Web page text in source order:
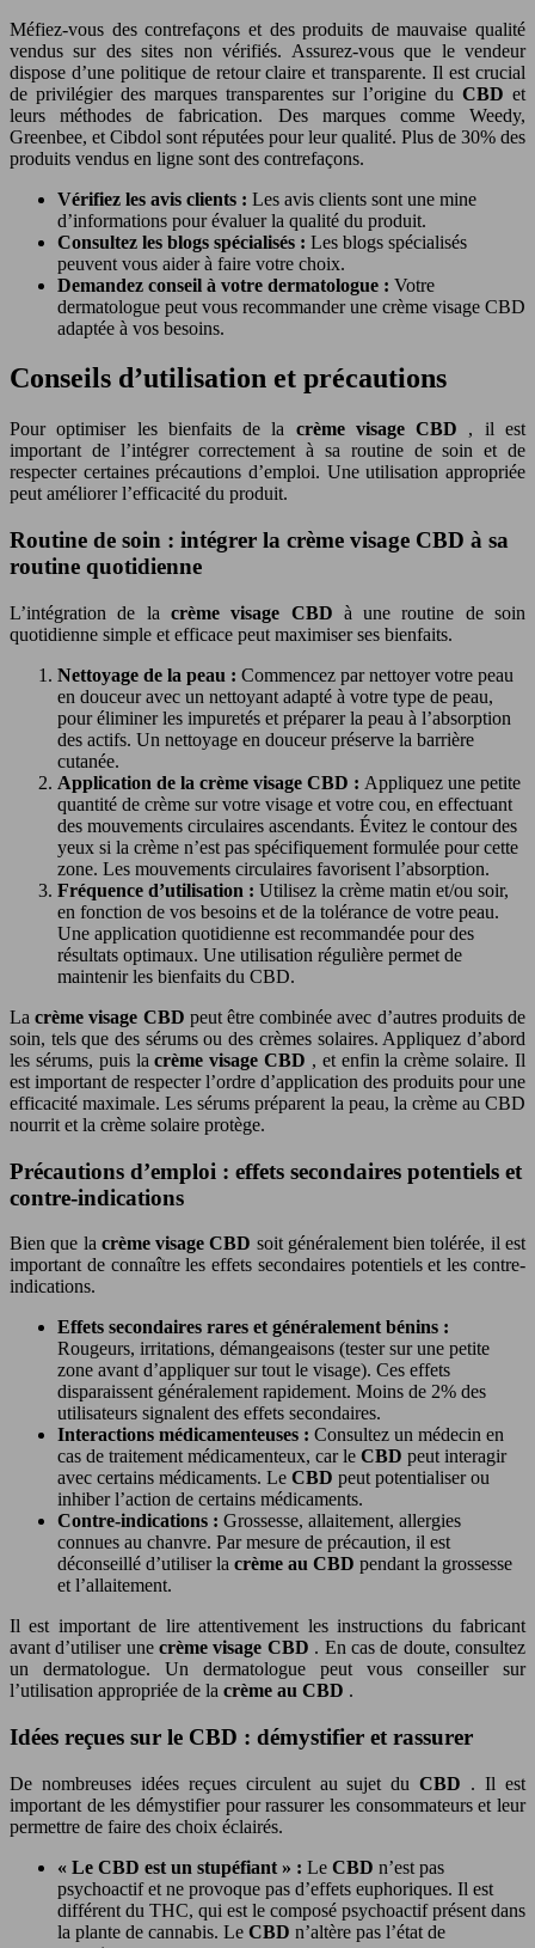
Méfiez-vous des contrefaçons et des produits de mauvaise qualité
vendus sur des sites non vérifiés. Assurez-vous que le vendeur
dispose d’une politique de retour claire et transparente. Il est crucial
de privilégier des marques transparentes sur l’origine du CBD et
leurs méthodes de fabrication. Des marques comme Weedy,
Greenbee, et Cibdol sont réputées pour leur qualité. Plus de 30% des
produits vendus en ligne sont des contrefaçons.
Vérifiez les avis clients : Les avis clients sont une mine
d’informations pour évaluer la qualité du produit.
Consultez les blogs spécialisés : Les blogs spécialisés
peuvent vous aider à faire votre choix.
Demandez conseil à votre dermatologue : Votre
dermatologue peut vous recommander une crème visage CBD
adaptée à vos besoins.
Conseils d’utilisation et précautions
Pour optimiser les bienfaits de la crème visage CBD , il est
important de l’intégrer correctement à sa routine de soin et de
respecter certaines précautions d’emploi. Une utilisation appropriée
peut améliorer l’efficacité du produit.
Routine de soin : intégrer la crème visage CBD à sa
routine quotidienne
L’intégration de la crème visage CBD à une routine de soin
quotidienne simple et efficace peut maximiser ses bienfaits.
Nettoyage de la peau : Commencez par nettoyer votre peau
en douceur avec un nettoyant adapté à votre type de peau,
pour éliminer les impuretés et préparer la peau à l’absorption
des actifs. Un nettoyage en douceur préserve la barrière
cutanée.
Application de la crème visage CBD : Appliquez une petite
quantité de crème sur votre visage et votre cou, en effectuant
des mouvements circulaires ascendants. Évitez le contour des
yeux si la crème n’est pas spécifiquement formulée pour cette
zone. Les mouvements circulaires favorisent l’absorption.
Fréquence d’utilisation : Utilisez la crème matin et/ou soir,
en fonction de vos besoins et de la tolérance de votre peau.
Une application quotidienne est recommandée pour des
résultats optimaux. Une utilisation régulière permet de
maintenir les bienfaits du CBD.
Lacrème visage CBD peut être combinée avec d’autres produits de
soin, tels que des sérums ou des crèmes solaires. Appliquez d’abord
les sérums, puis lacrème visage CBD , et enfin la crème solaire. Il
est important de respecter l’ordre d’application des produits pour une
efficacité maximale. Les sérums préparent la peau, la crème au CBD
nourrit et la crème solaire protège.
Précautions d’emploi : effets secondaires potentiels et
contre-indications
Bien que la crème visage CBD soit généralement bien tolérée, il est
important de connaître les effets secondaires potentiels et les contre-
indications.
Effets secondaires rares et généralement bénins :
Rougeurs, irritations, démangeaisons (tester sur une petite
zone avant d’appliquer sur tout le visage). Ces effets
disparaissent généralement rapidement. Moins de 2% des
utilisateurs signalent des effets secondaires.
Interactions médicamenteuses : Consultez un médecin en
cas de traitement médicamenteux, car le CBD peut interagir
avec certains médicaments. Le CBD peut potentialiser ou
inhiber l’action de certains médicaments.
Contre-indications : Grossesse, allaitement, allergies
connues au chanvre. Par mesure de précaution, il est
déconseillé d’utiliser la crème au CBD pendant la grossesse
et l’allaitement.
Il est important de lire attentivement les instructions du fabricant
avant d’utiliser unecrème visage CBD . En cas de doute, consultez
un dermatologue. Un dermatologue peut vous conseiller sur
l’utilisation appropriée de la crème au CBD .
Idées reçues sur le CBD : démystifier et rassurer
De nombreuses idées reçues circulent au sujet duCBD . Il est
important de les démystifier pour rassurer les consommateurs et leur
permettre de faire des choix éclairés.
« Le CBD est un stupéfiant » : Le CBD n’est pas
psychoactif et ne provoque pas d’effets euphoriques. Il est
différent du THC, qui est le composé psychoactif présent dans
la plante de cannabis. Le CBD n’altère pas l’état de